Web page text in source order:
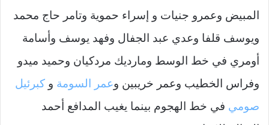
المبيض وعمرو جنيات و إسراء حموية وتامر حاج محمد
ويوسف قلفا وعدي عبد الجفال وفهد يوسف وأسامة
أومري في خط الوسط ومارديك مردكيان وحميد ميدو
وفراس الخطيب وعمر خريبين وعمر السومة و كبرئيل
صومي في خط الهجوم بينما يغيب المدافع أحمد